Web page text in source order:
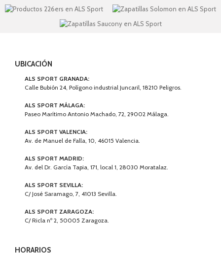
UBICACIÓN
ALS SPORT GRANADA:
Calle Bubión 24, Polígono industrial Juncaril, 18210 Peligros.
ALS SPORT MÁLAGA:
Paseo Marítimo Antonio Machado, 72, 29002 Málaga.
ALS SPORT VALENCIA:
Av. de Manuel de Falla, 10, 46015 Valencia.
ALS SPORT MADRID:
Av. del Dr. García Tapia, 171, local 1, 28030 Moratalaz.
ALS SPORT SEVILLA:
C/ José Saramago, 7, 41013 Sevilla.
ALS SPORT ZARAGOZA:
C/ Ricla nº 2, 50005 Zaragoza.
HORARIOS